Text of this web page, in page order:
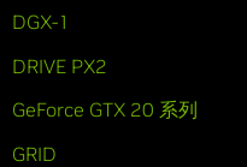
DGX-1
DRIVE PX2
GeForce GTX 20 系列
GRID